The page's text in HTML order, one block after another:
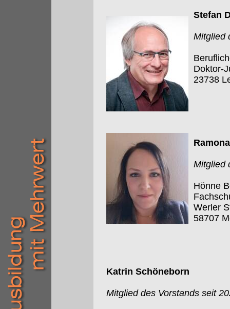
Stefan
Mitglied
Doktor-
23738
Mitglied
Hönne
Werler
58707
Katrin Schöneborn
Mitglied des Vorstands seit